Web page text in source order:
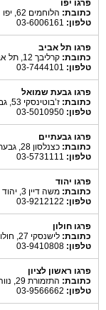
פרגו יפו
כתובת: הלוחמים 62, יפו
טלפון:
פרגו תל אביב
כתובת: קרליבך 12, תל אביב
טלפון:
פרגו גבעת שמואל
כתובת: ז’בוטינסקי 53, גבעת שמואל
טלפון:
פרגו גבעתיים
כתובת: כצנלסון 28, גבעתיים
טלפון:
פרגו יהוד
כתובת: משה דיין 3, יהוד
טלפון:
פרגו חולון
כתובת: לישנסקי 27, חולון
טלפון:
פרגו ראשון לציון
כתובת: התזמורת 29, נווה אשלים, ראשון לציון
טלפון: